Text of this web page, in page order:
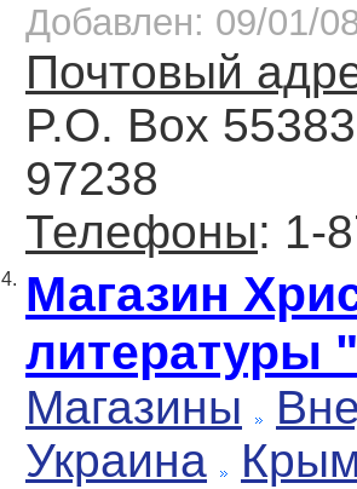
Добавлен: 09/01/
Почтовый
P.O. Box
97238
Телефоны: 1-
4. Магазин
литературы
Магазины
Украина